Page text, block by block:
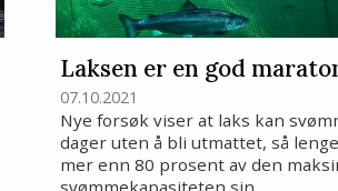
Laksen er en god
07.10.2021
Nye forsøk viser at laks kan
dager uten å bli utmattet, så
mer enn 80 prosent av den